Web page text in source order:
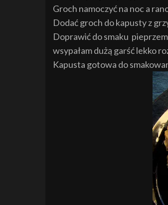
Groch namoczyć na noc a
Dodać groch do kapusty z
Doprawićdo smaku
wsypałam dużą garść lekko
Kapusta gotowa do